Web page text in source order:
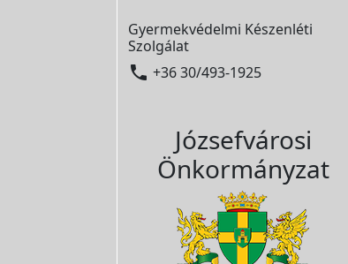
Gyermekvédelmi Készenléti
Szolgálat
 +36 30/493-1925
Józsefvárosi
Önkormányzat